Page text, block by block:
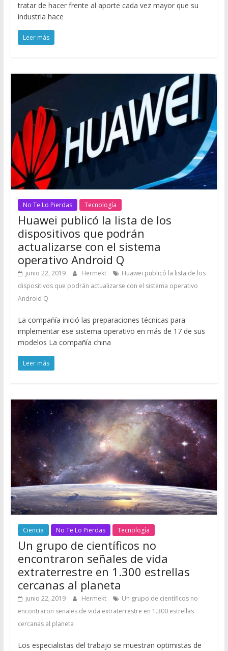
tratar de hacer frente al aporte cada vez mayor que su
industria hace
Leer más
No Te Lo Pierdas Tecnología
Huawei publicó la lista de los
dispositivos que podrán
actualizarse con el sistema
operativo Android Q
junio 22, 2019 Hermekt
Huawei publicó la lista de los
dispositivos que podrán actualizarse con el sistema operativo
Android Q
La compañía inició las preparaciones técnicas para
implementar ese sistema operativo en más de 17 de sus
modelos La compañía china
Leer más
Ciencia No Te Lo Pierdas Tecnología
Un grupo de científicos no
encontraron señales de vida
extraterrestre en 1.300 estrellas
cercanas al planeta
junio 22, 2019 Hermekt
Un grupo de científicos no
encontraron señales de vida extraterrestre en 1.300 estrellas
cercanas al planeta
Los especialistas del trabajo se muestran optimistas de